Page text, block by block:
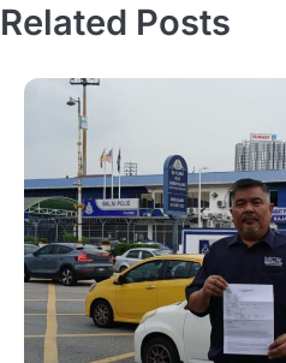
Related Posts